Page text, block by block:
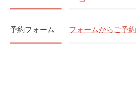
予約フォーム フォームからご予約